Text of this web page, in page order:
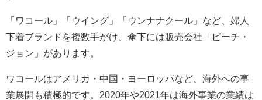
「ワコール」「ウイング」「ウンナナクール」など、婦人
下着ブランドを複数手がけ、傘下には販売会社「ピーチ・
ジョン」があります。
ワコールはアメリカ・中国・ヨーロッパなど、海外への事
業展開も積極的です。2020年や2021年は海外事業の業績は